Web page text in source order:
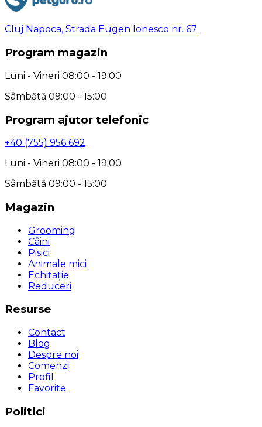
Cluj Napoca, Strada Eugen Ionesco nr. 67
Program magazin
Luni - Vineri 08:00 - 19:00
Sâmbătă 09:00 - 15:00
Program ajutor telefonic
+40 (755) 956 692
Luni - Vineri 08:00 - 19:00
Sâmbătă 09:00 - 15:00
Magazin
Grooming
Câini
Pisici
Animale mici
Echitație
Reduceri
Resurse
Contact
Blog
Despre noi
Comenzi
Profil
Favorite
Politici